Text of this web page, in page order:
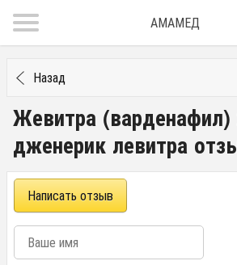
АМАМЕД
Назад
Жевитра
дженерик левитра
Написать отзыв